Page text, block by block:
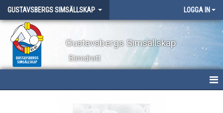
GUSTAVSBERGS SIMSÄLLSKAP LOGGA IN
Gustavsbergs Simsällskap
Simidrott